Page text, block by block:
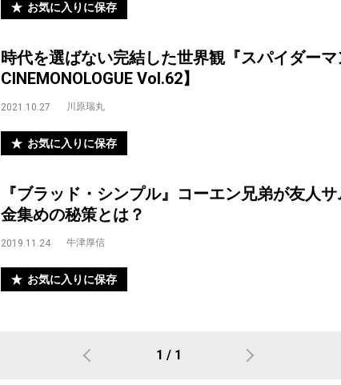
お気に入りに保存
時代を選ばない完結した世界観『スパイダー
CINEMONOLOGUE Vol.62】
2021.10.27 川原瑞丸
お気に入りに保存
『ブラッド・シンプル』コーエン兄弟が友人
金集めの秘策とは？
2019.11.24 牛津厚信
お気に入りに保存
1 / 1